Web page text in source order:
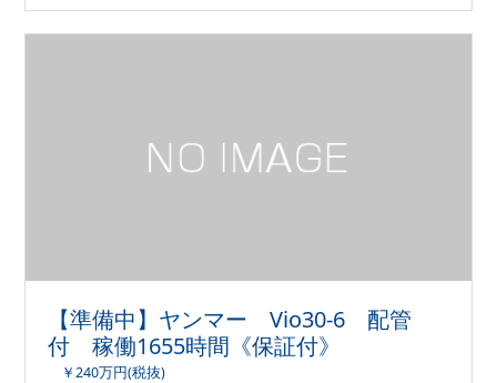
【準備中】ヤンマー Vio30-6 配管
付 稼働1655時間《保証付》
￥240万円(税抜)